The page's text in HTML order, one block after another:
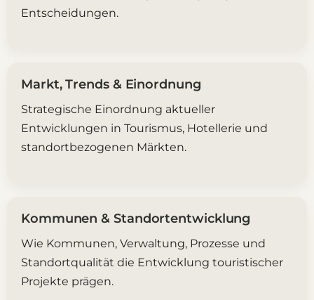
Entscheidungen.
Markt, Trends & Einordnung
Strategische Einordnung aktueller
Entwicklungen in Tourismus, Hotellerie und
standortbezogenen Märkten.
Kommunen & Standortentwicklung
Wie Kommunen, Verwaltung, Prozesse und
Standortqualität die Entwicklung touristischer
Projekte prägen.